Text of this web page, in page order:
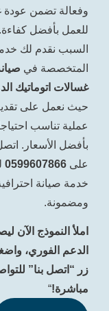
عودة غسالتك
كفاءة. لهذا
لك خدماتنا
فيصيانة
الدمام،
على تقديم حلول
احتياجاتك
اتصل بنا الآن
لتجربة
احترافية
الآن ليصلك
واضغط على
للتواصل معنا